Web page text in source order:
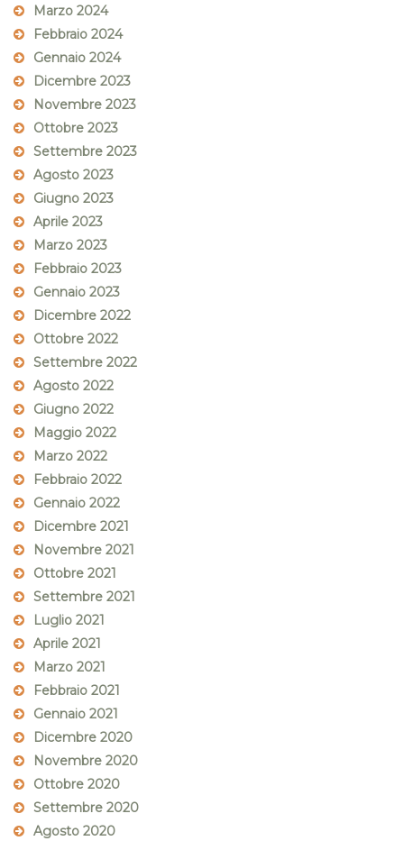
Marzo 2024
Febbraio 2024
Gennaio 2024
Dicembre 2023
Novembre 2023
Ottobre 2023
Settembre 2023
Agosto 2023
Giugno 2023
Aprile 2023
Marzo 2023
Febbraio 2023
Gennaio 2023
Dicembre 2022
Ottobre 2022
Settembre 2022
Agosto 2022
Giugno 2022
Maggio 2022
Marzo 2022
Febbraio 2022
Gennaio 2022
Dicembre 2021
Novembre 2021
Ottobre 2021
Settembre 2021
Luglio 2021
Aprile 2021
Marzo 2021
Febbraio 2021
Gennaio 2021
Dicembre 2020
Novembre 2020
Ottobre 2020
Settembre 2020
Agosto 2020